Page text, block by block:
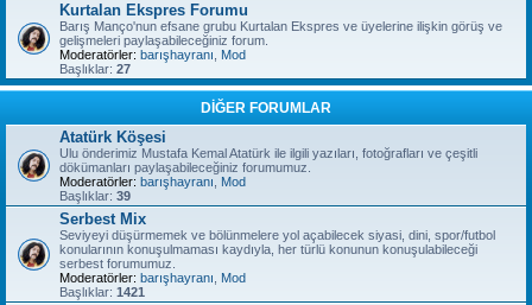
Kurtalan Ekspres Forumu
Barış Manço'nun efsane grubu Kurtalan Ekspres ve üyelerine ilişkin görüş ve
gelişmeleri paylaşabileceğiniz forum.
Moderatörler: barışhayranı
Mod
Başlıklar: 27
DİĞER FORUMLAR
Atatürk Köşesi
Ulu önderimiz Mustafa Kemal Atatürk ile ilgili yazıları, fotoğrafları ve çeşitli
dökümanları paylaşabileceğiniz forumumuz.
Moderatörler: barışhayranı
Mod
Başlıklar: 39
Serbest Mix
Seviyeyi düşürmemek ve bölünmelere yol açabilecek siyasi, dini, spor/futbol
konularının konuşulmaması kaydıyla, her türlü konunun konuşulabileceği
serbest forumumuz.
Moderatörler: barışhayranı
Mod
Başlıklar: 1421